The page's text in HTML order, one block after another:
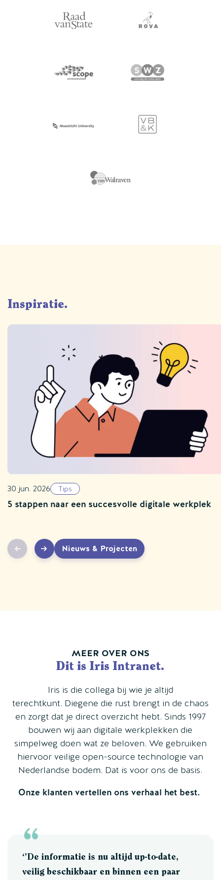
Inspiratie.
30 jun. 2026 Tips
5 stappen naar een succesvolle digitale werkplek
Nieuws & Projecten
Dit is Iris Intranet.
MEER OVER ONS
Iris is die collega bij wie je altijd
terechtkunt. Diegene die rust brengt in de chaos
en zorgt dat je direct overzicht hebt. Sinds 1997
bouwen wij aan digitale werkplekken die
simpelweg doen wat ze beloven. We gebruiken
hiervoor veilige open-source technologie van
Nederlandse bodem. Dat is voor ons de basis.
Onze klanten vertellen ons verhaal het best.
‘’De informatie is nu altijd up-to-date,
veilig beschikbaar en binnen een paar